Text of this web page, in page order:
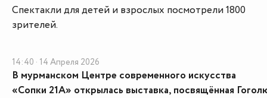
Спектакли для детей и взрослых посмотрели 1800
зрителей.
14:40 · 14 Апреля 2026
В мурманском Центре современного искусства
«Сопки 21А» открылась выставка, посвящённая